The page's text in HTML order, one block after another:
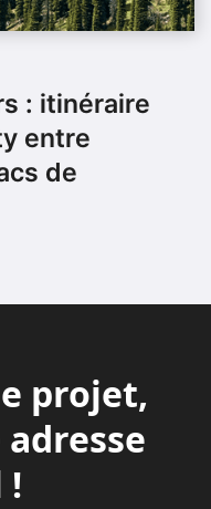
: itinéraire
entre
de
projet,
!